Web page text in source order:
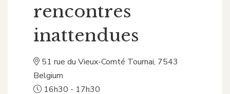
rencontres
inattendues
51 rue du Vieux-Comté Tournai, 7543
Belgium
16h30 - 17h30